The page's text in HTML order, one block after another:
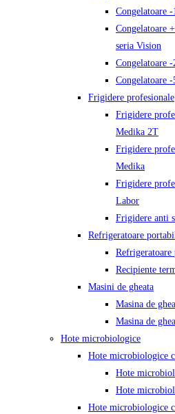
Congelatoare
Congelatoare
seria Vision
Congelatoare
Congelatoare
Frigidere profesionale
Frigidere
Medika 2T
Frigidere
Medika
Frigidere
Labor
Frigidere anti
Refrigeratoare
Refrigeratoare
Recipiente
Masini de gheata
Masina de
Masina de
Hote microbiologice
Hote microbiologice
Hote
Hote
Hote microbiologice